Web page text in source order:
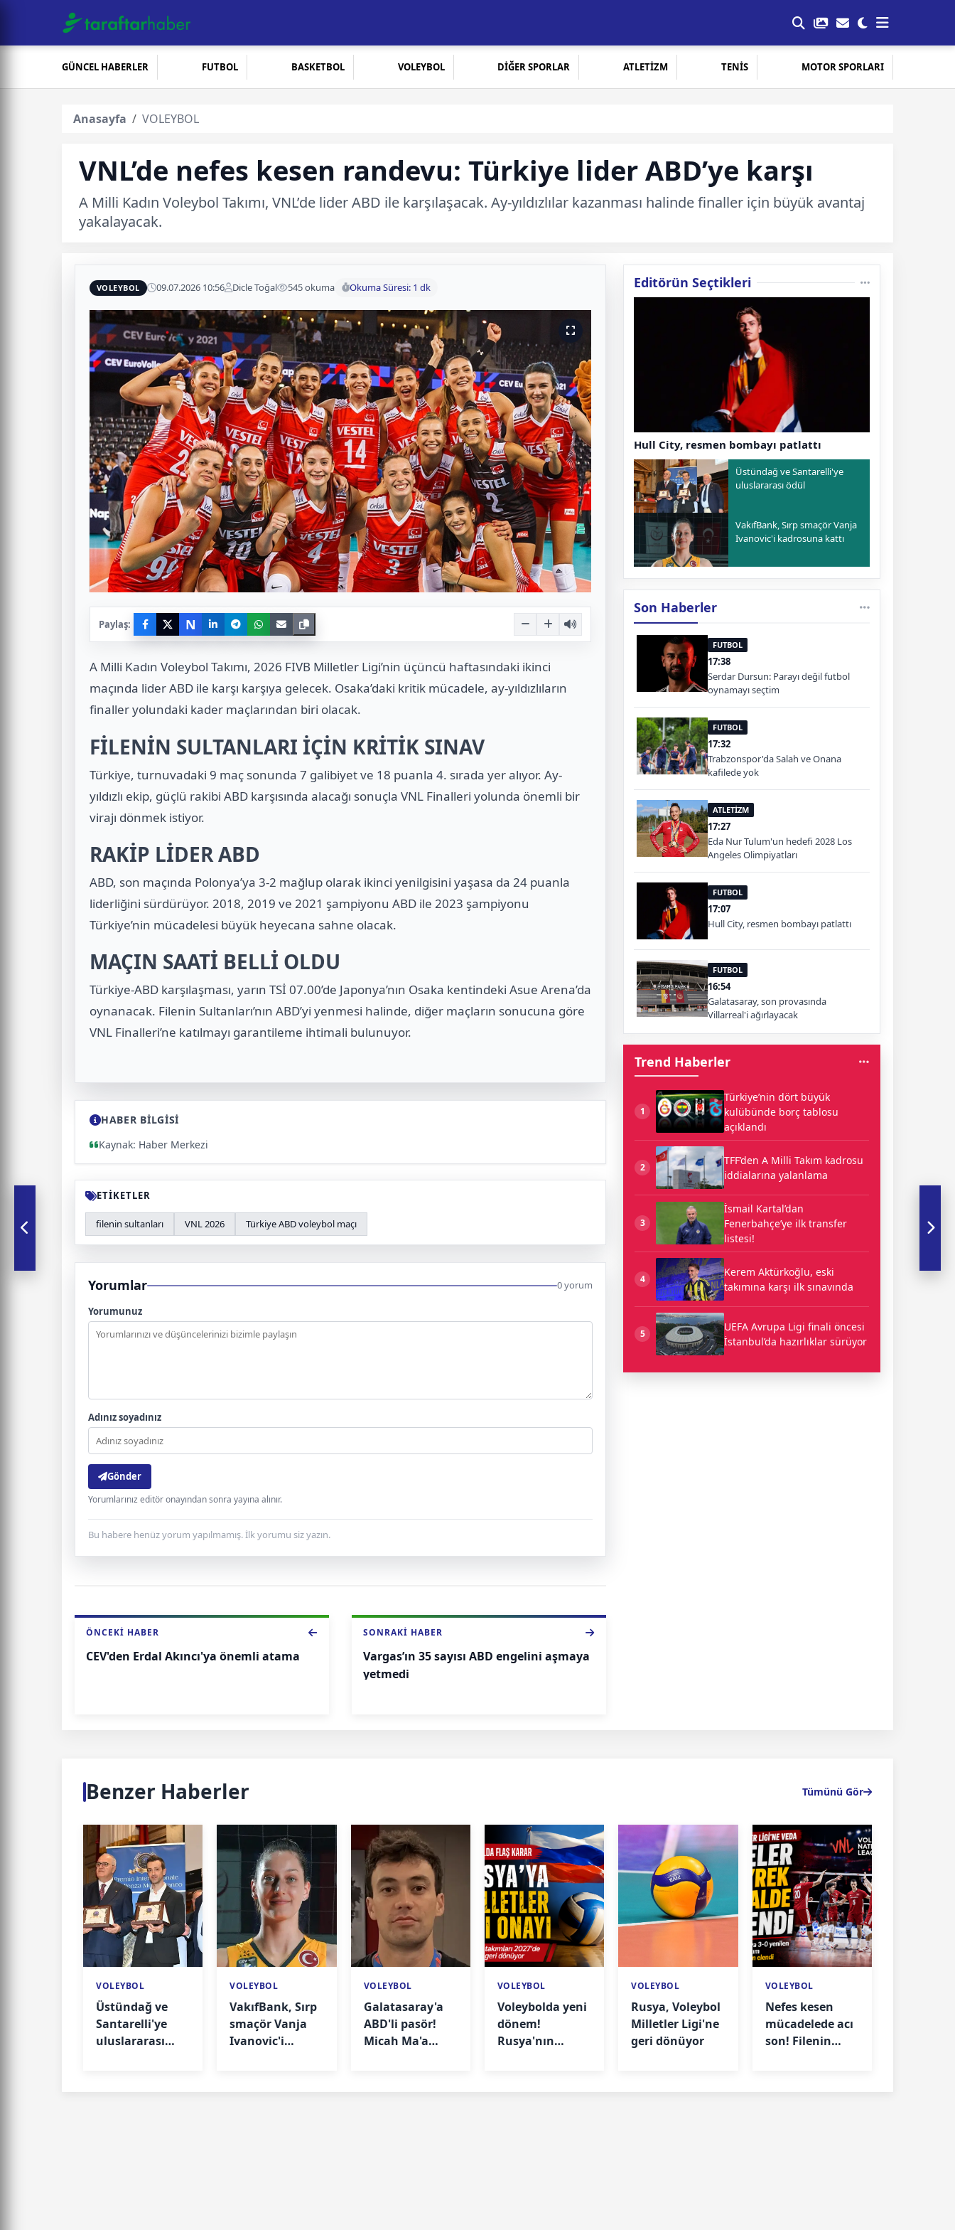
GÜNCEL HABERLER FUTBOL BASKETBOL VOLEYBOL DİĞER SPORLAR ATLETİZM TENİS MOTOR SPORLARI
Anasayfa VOLEYBOL
VNL’de nefes kesen randevu: Türkiye lider ABD’ye karşı
A Milli Kadın Voleybol Takımı, VNL’de lider ABD ile karşılaşacak. Ay-yıldızlılar kazanması halinde finaller için büyük avantaj
yakalayacak.
VOLEYBOL 09.07.2026 10:56 Dicle Toğal 545 okuma Okuma Süresi: 1 dk
Paylaş: N
A Milli Kadın Voleybol Takımı, 2026 FIVB Milletler Ligi’nin üçüncü haftasındaki ikinci
maçında lider ABD ile karşı karşıya gelecek. Osaka’daki kritik mücadele, ay-yıldızlıların
finaller yolundaki kader maçlarından biri olacak.
FİLENİN SULTANLARI İÇİN KRİTİK SINAV
Türkiye, turnuvadaki 9 maç sonunda 7 galibiyet ve 18 puanla 4. sırada yer alıyor. Ay-
yıldızlı ekip, güçlü rakibi ABD karşısında alacağı sonuçla VNL Finalleri yolunda önemli bir
virajı dönmek istiyor.
RAKİP LİDER ABD
ABD, son maçında Polonya’ya 3-2 mağlup olarak ikinci yenilgisini yaşasa da 24 puanla
liderliğini sürdürüyor. 2018, 2019 ve 2021 şampiyonu ABD ile 2023 şampiyonu
Türkiye’nin mücadelesi büyük heyecana sahne olacak.
MAÇIN SAATİ BELLİ OLDU
Türkiye-ABD karşılaşması, yarın TSİ 07.00’de Japonya’nın Osaka kentindeki Asue Arena’da
oynanacak. Filenin Sultanları’nın ABD’yi yenmesi halinde, diğer maçların sonucuna göre
VNL Finalleri’ne katılmayı garantileme ihtimali bulunuyor.
HABER BİLGİSİ
Kaynak: Haber Merkezi
ETİKETLER
filenin sultanları VNL 2026 Türkiye ABD voleybol maçı
Yorumlar 0 yorum
Yorumunuz
Adınız soyadınız
Gönder
Yorumlarınız editör onayından sonra yayına alınır.
Bu habere henüz yorum yapılmamış. İlk yorumu siz yazın.
ÖNCEKI HABER
CEV'den Erdal Akıncı'ya önemli atama
SONRAKI HABER
Vargas’ın 35 sayısı ABD engelini aşmaya
yetmedi
Editörün Seçtikleri
Hull City, resmen bombayı patlattı
Üstündağ ve Santarelli'ye
uluslararası ödül
VakıfBank, Sırp smaçör Vanja
Ivanovic'i kadrosuna kattı
Son Haberler
FUTBOL
17:38
Serdar Dursun: Parayı değil futbol
oynamayı seçtim
FUTBOL
17:32
Trabzonspor'da Salah ve Onana
kafilede yok
ATLETİZM
17:27
Eda Nur Tulum'un hedefi 2028 Los
Angeles Olimpiyatları
FUTBOL
17:07
Hull City, resmen bombayı patlattı
FUTBOL
16:54
Galatasaray, son provasında
Villarreal'i ağırlayacak
Trend Haberler
1
Türkiye’nin dört büyük
kulübünde borç tablosu
açıklandı
2
TFF’den A Milli Takım kadrosu
iddialarına yalanlama
3
İsmail Kartal’dan
Fenerbahçe’ye ilk transfer
listesi!
4
Kerem Aktürkoğlu, eski
takımına karşı ilk sınavında
5
UEFA Avrupa Ligi finali öncesi
İstanbul’da hazırlıklar sürüyor
Benzer Haberler Tümünü Gör
VOLEYBOL
Üstündağ ve
Santarelli'ye
uluslararası
VOLEYBOL
VakıfBank, Sırp
smaçör Vanja
Ivanovic'i
VOLEYBOL
Galatasaray'a
ABD'li pasör!
Micah Ma'a
VOLEYBOL
Voleybolda yeni
dönem!
Rusya'nın
VOLEYBOL
Rusya, Voleybol
Milletler Ligi'ne
geri dönüyor
VOLEYBOL
Nefes kesen
mücadelede acı
son! Filenin